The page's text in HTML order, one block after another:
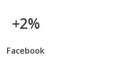
+2%
Facebook